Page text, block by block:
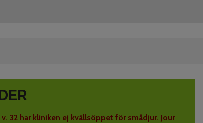
32 har kliniken ej kvällsöppet för smådjur. Jour